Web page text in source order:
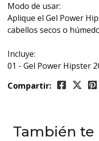
Modo de usar:
Aplique el Gel Power
cabellos secos o
Incluye:
01 - Gel Power Hipster
Compartir:
También te